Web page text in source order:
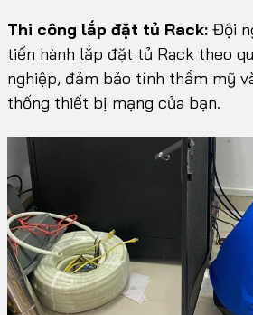
Thi công lắp đặt tủ Rack: Đội
tiến hành lắp đặt tủ Rack theo
nghiệp, đảm bảo tính thẩm mỹ
thống thiết bị mạng của bạn.